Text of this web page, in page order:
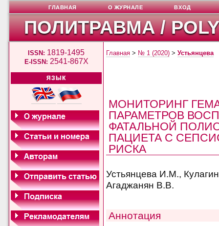
ПОЛИТРАВМА /
ISSN: 1819-1495
E-ISSN: 2541-867X
ЯЗЫК
ГЛАВНАЯ О ЖУРНАЛЕ ВХОД
Главная > № 1 (2020) >Устьянцева
МОНИТОРИНГ
ПАРАМЕТРОВ
ФАТАЛЬНОЙ
ПАЦИЕТА С
РИСКА
Устьянцева И.М.,
Агаджанян В.В.
Аннотация